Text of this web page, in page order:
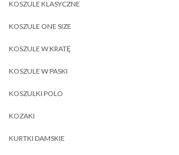
KOSZULE KLASYCZNE
KOSZULE ONE SIZE
KOSZULE W KRATĘ
KOSZULE W PASKI
KOSZULKI POLO
KOZAKI
KURTKI DAMSKIE